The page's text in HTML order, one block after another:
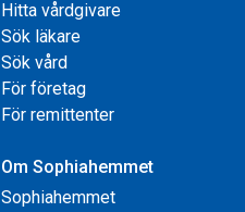
Hitta vårdgivare
Sök läkare
Sök vård
För företag
För remittenter
Om Sophiahemmet
Sophiahemmet